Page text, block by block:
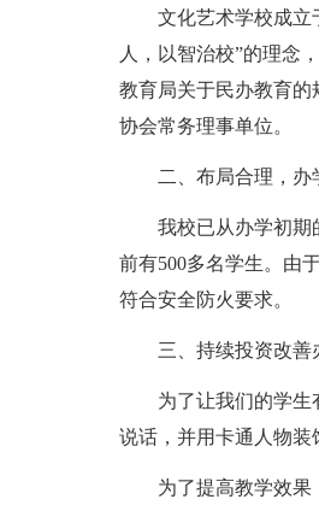
文化艺术学校成立
人，以智治校”的理念
教育局关于民办教育
协会常务理事单位。
二、布局合理，办
我校已从办学初期
前有500多名学生。由
符合安全防火要求。
三、持续投资改善
为了让我们的学
说话，并用卡通人物装
为了提高教学效